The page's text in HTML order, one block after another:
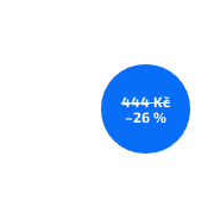
444 Kč
–26 %